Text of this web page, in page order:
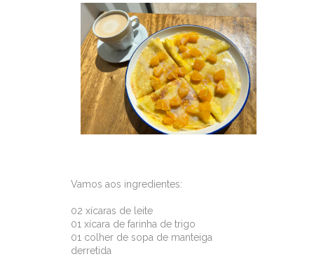
Vamos aos ingredientes:
02 xícaras de leite
01 xícara de farinha de trigo
01 colher de sopa de manteiga
derretida